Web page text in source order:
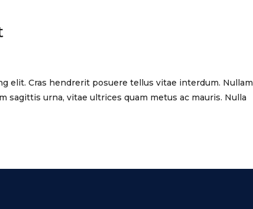
elit. Cras hendrerit posuere tellus vitae interdum. Nullam
sagittis urna, vitae ultrices quam metus ac mauris. Nulla